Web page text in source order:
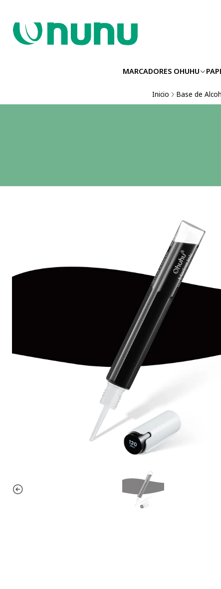
MARCADORES OHUHU
Inicio Base de